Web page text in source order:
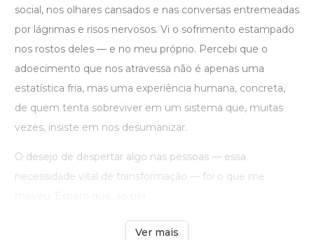
social, nos olhares cansados e nas conversas entremeadas
por lágrimas e risos nervosos. Vi o sofrimento estampado
nos rostos deles — e no meu próprio. Percebi que o
adoecimento que nos atravessa não é apenas uma
estatística fria, mas uma experiência humana, concreta,
de quem tenta sobreviver em um sistema que, muitas
vezes, insiste em nos desumanizar.
O desejo de despertar algo nas pessoas — essa
necessidade vital de transformação — foi o que me
Ver mais